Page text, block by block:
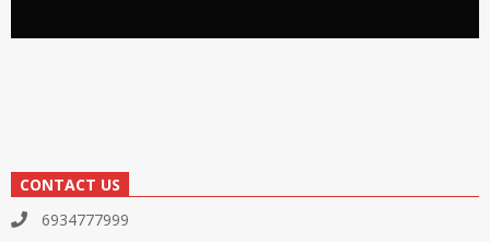
CONTACT US
6934777999